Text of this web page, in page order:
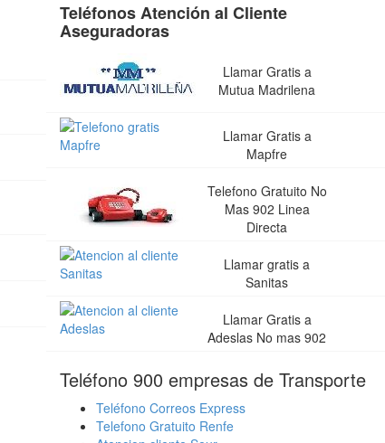
Teléfonos Atención al Cliente
Aseguradoras
Llamar Gratis a
Mutua Madrilena
Llamar Gratis a
Mapfre
Telefono Gratuito No
Mas 902 Linea
Directa
Llamar gratis a
Sanitas
Llamar Gratis a
Adeslas No mas 902
Teléfono 900 empresas de Transporte
Teléfono Correos Express
Telefono Gratuito Renfe